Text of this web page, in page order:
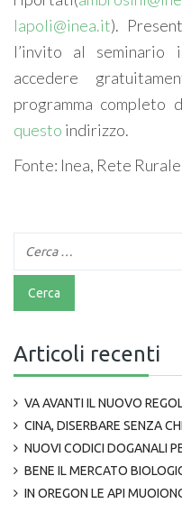
lapoli@inea.it).
l’invito al seminario
accedere
programma completo
questo indirizzo.
Fonte: Inea, Rete Rurale
Articoli recenti
VA AVANTI IL NUOVO
CINA, DISERBARE SENZA
NUOVI CODICI DOGANALI
BENE IL MERCATO
IN OREGON LE API